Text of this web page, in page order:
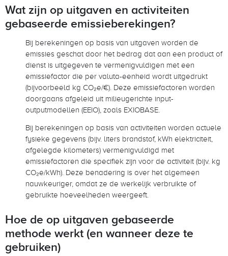
Wat zijn op uitgaven en activiteiten
gebaseerde emissieberekingen?
Bij berekeningen op basis van uitgaven worden de
emissies geschat door het bedrag dat aan een product of
dienst is uitgegeven te vermenigvuldigen met een
emissiefactor die per valuta-eenheid wordt uitgedrukt
(bijvoorbeeld kg CO₂e/€). Deze emissiefactoren worden
doorgaans afgeleid uit milieugerichte input-
outputmodellen (EEIO), zoals EXIOBASE.
Bij berekeningen op basis van activiteiten worden actuele
fysieke gegevens (bijv. liters brandstof, kWh elektriciteit,
afgelegde kilometers) vermenigvuldigd met
emissiefactoren die specifiek zijn voor de activiteit (bijv. kg
CO₂e/kWh). Deze benadering is over het algemeen
nauwkeuriger, omdat ze de werkelijk verbruikte of
gebruikte hoeveelheden weergeeft.
Hoe de op uitgaven gebaseerde
methode werkt (en wanneer deze te
gebruiken)